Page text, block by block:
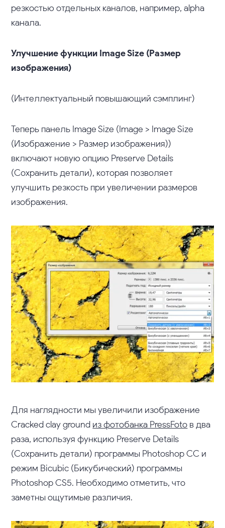
резкостью отдельных каналов, например, alpha
канала.
Улучшение функции Image Size (Размер
изображения)
(Интеллектуальный повышающий сэмплинг)
Теперь панель Image Size (Image > Image Size
(Изображение > Размер изображения))
включают новую опцию Preserve Details
(Сохранить детали), которая позволяет
улучшить резкость при увеличении размеров
изображения.
Для наглядности мы увеличили изображение
Cracked clay ground из фотобанка PressFoto в два
раза, используя функцию Preserve Details
(Сохранить детали) программы Photoshop CC и
режим Bicubic (Бикубический) программы
Photoshop CS5. Необходимо отметить, что
заметны ощутимые различия.